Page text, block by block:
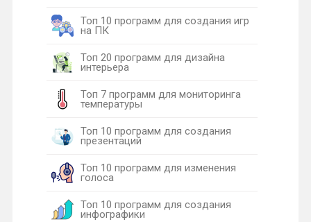
Топ 10 программ для создания игр
на ПК
Топ 20 программ для дизайна
интерьера
Топ 7 программ для мониторинга
температуры
Топ 10 программ для создания
презентаций
Топ 10 программ для изменения
голоса
Топ 10 программ для создания
инфографики